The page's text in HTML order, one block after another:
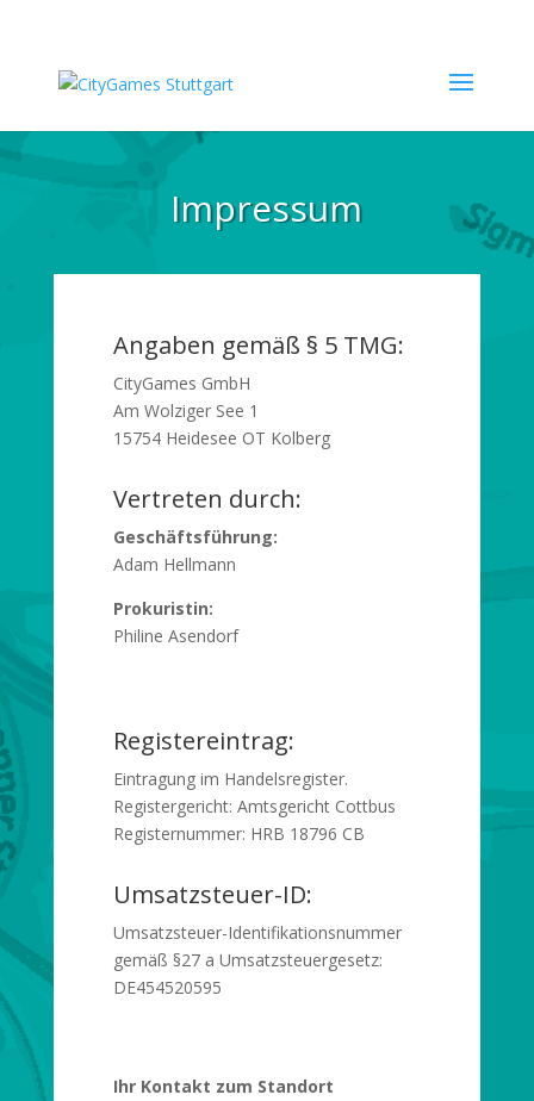
Impressum
Angaben gemäß § 5 TMG:
CityGames GmbH
Am Wolziger See 1
15754 Heidesee OT Kolberg
Vertreten durch:
Geschäftsführung:
Adam Hellmann
Prokuristin:
Philine Asendorf
Registereintrag:
Eintragung im Handelsregister.
Registergericht: Amtsgericht Cottbus
Registernummer: HRB 18796 CB
Umsatzsteuer-ID:
Umsatzsteuer-Identifikationsnummer
gemäß §27 a Umsatzsteuergesetz:
DE454520595
Ihr Kontakt zum Standort